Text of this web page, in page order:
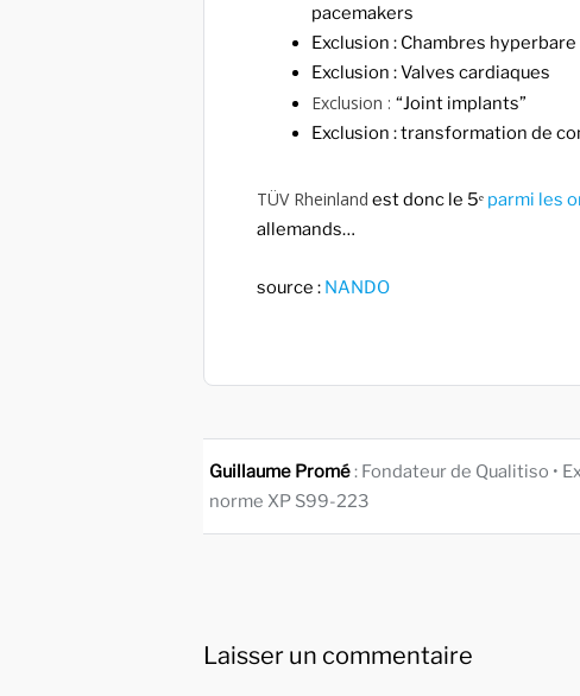
pacemakers
Exclusion : Chambres hyperbare
Exclusion : Valves cardiaques
Exclusion :“Joint implants”
Exclusion : transformation de
TÜV Rheinland est donc le 5ᵉ parmi les
allemands…
source : NANDO
Guillaume Promé: Fondateur de Qualitiso •
norme XP S99-223
Laisser un commentaire